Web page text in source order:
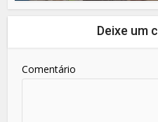
Deixe um
Comentário